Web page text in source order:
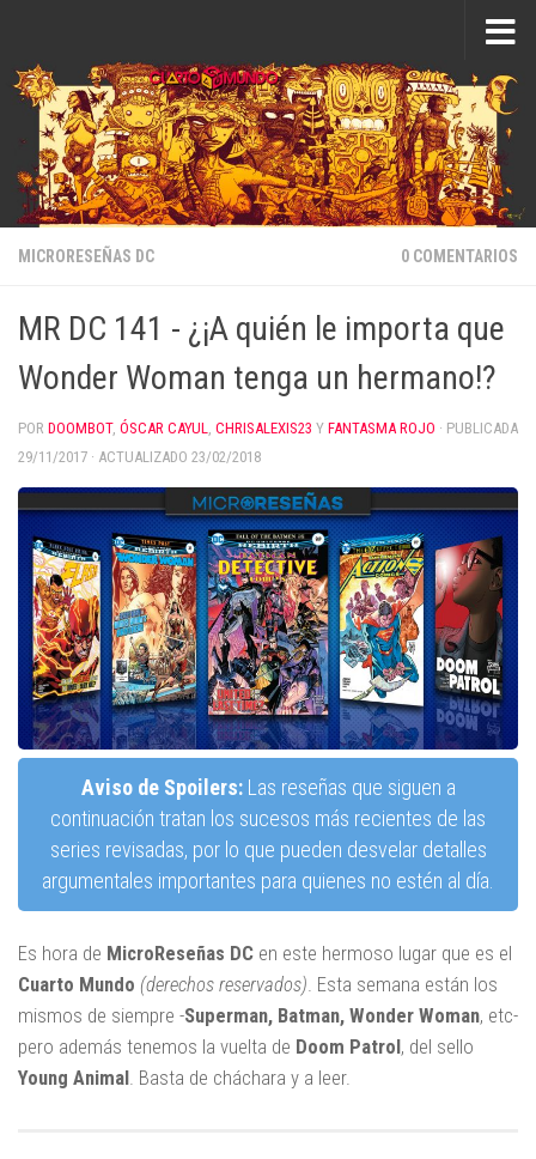
MICRORESEÑAS DC 0 COMENTARIOS
MR DC 141 - ¿¡A quién le importa que
Wonder Woman tenga un hermano!?
POR DOOMBOT, ÓSCAR CAYUL, CHRISALEXIS23 Y FANTASMA ROJO · PUBLICADA
29/11/2017 · ACTUALIZADO 23/02/2018
Aviso de Spoilers:Las reseñas que siguen a
continuación tratan los sucesos más recientes de las
series revisadas, por lo que pueden desvelar detalles
argumentales importantes para quienes no estén al día.
Es hora de MicroReseñas DC en este hermoso lugar que es el
Cuarto Mundo (derechos reservados) . Esta semana están los
mismos de siempre -Superman, Batman, Wonder Woman, etc-
pero además tenemos la vuelta de Doom Patrol, del sello
Young Animal . Basta de cháchara y a leer.